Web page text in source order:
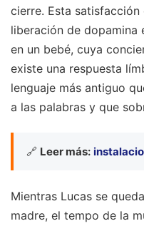
cierre. Esta
liberación de dopamina
en un bebé, cuya
existe una respuesta
lenguaje más antiguo
a las palabras y que
🔗 Leer más:
Mientras Lucas se
madre, el tempo de la